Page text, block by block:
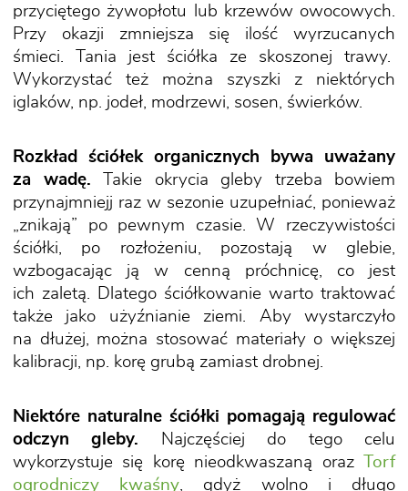
przyciętego żywopłotu lub krzewów owocowych.
Przy okazji zmniejsza się ilość wyrzucanych
śmieci. Tania jest ściółka ze skoszonej trawy.
Wykorzystać też można szyszki z niektórych
iglaków, np. jodeł, modrzewi, sosen, świerków.
Rozkład ściółek organicznych bywa uważany
za wadę. Takie okrycia gleby trzeba bowiem
przynajmniejj raz w sezonie uzupełniać, ponieważ
„znikają” po pewnym czasie. W rzeczywistości
ściółki, po rozłożeniu, pozostają w glebie,
wzbogacając ją w cenną próchnicę, co jest
ich zaletą. Dlatego ściółkowanie warto traktować
także jako użyźnianie ziemi. Aby wystarczyło
na dłużej, można stosować materiały o większej
kalibracji, np. korę grubą zamiast drobnej.
Niektóre naturalne ściółki pomagają regulować
odczyn gleby. Najczęściej do tego celu
wykorzystuje się korę nieodkwaszaną oraz
Torf
ogrodniczy kwaśny, gdyż wolno i długo